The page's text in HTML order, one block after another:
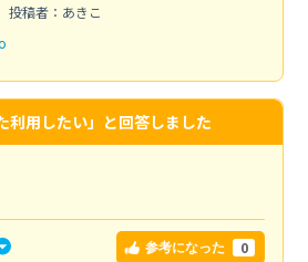
投稿者：あきこ
利用したい」と回答しました
参考になった 0